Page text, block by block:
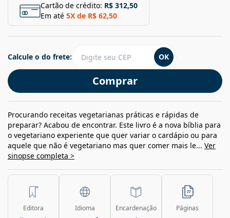
Cartão de crédito: R$ 312,50
Em até 5X de R$ 62,50
Comprar
Calcule o do frete: OK
Procurando receitas vegetarianas práticas e rápidas de
preparar? Acabou de encontrar. Este livro é a nova bíblia para
o vegetariano experiente que quer variar o cardápio ou para
aquele que não é vegetariano mas quer comer mais le... Ver
sinopse completa >
Editora Idioma Encardenação Páginas